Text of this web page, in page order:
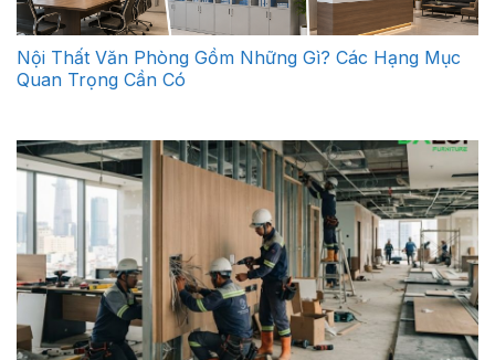
Nội Thất Văn Phòng Gồm Những Gì? Các Hạng Mục
Quan Trọng Cần Có